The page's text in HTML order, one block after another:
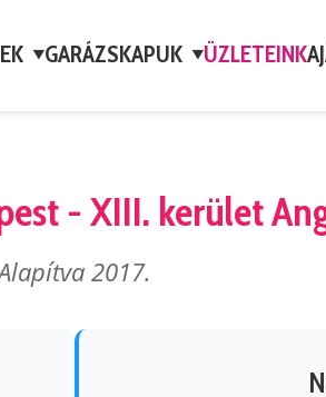
▼GARÁZSKAPUK ▼ÜZLETEINK
- XIII. kerület
2017.